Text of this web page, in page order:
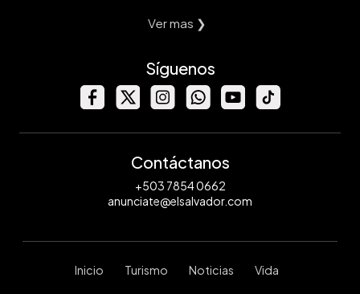
Ver mas ❯
Síguenos
Contáctanos
+503 7854 0662
anunciate@elsalvador.com
Inicio Turismo Noticias Vida